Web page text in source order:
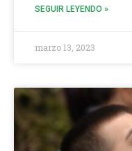
SEGUIR LEYENDO »
marzo 13, 2023